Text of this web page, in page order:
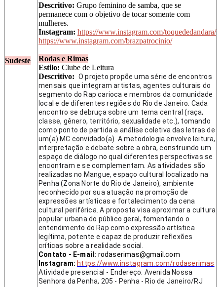
Sudeste
Descritivo: Grupo feminino de samba, que se
permanece com o objetivo de tocar somente com
mulheres.
Instagram: https://www.instagram.com/toquededandara/
https://www.instagram.com/brazpatrocinio/
Rodas e Rimas
Estilo: Clube de Leitura
Descritivo: O projeto propõe uma série de encontros
mensais que integram artistas, agentes culturais do
segmento do Rap carioca e membros da comunidade
local e de diferentes regiões do Rio de Janeiro. Cada
encontro se debruça sobre um tema central (raça,
classe, gênero, território, sexualidade etc.), tomando
como ponto de partida a análise coletiva das letras de
um(a) MC convidado(a). A metodologia envolve leitura,
interpretação e debate sobre a obra, construindo um
espaço de diálogo no qual diferentes perspectivas se
encontram e se complementam. As atividades são
realizadas no Mangue, espaço cultural localizado na
Penha (Zona Norte do Rio de Janeiro), ambiente
reconhecido por sua atuação na promoção de
expressões artísticas e fortalecimento da cena
cultural periférica. A proposta visa aproximar a cultura
popular urbana do público geral, fomentando o
entendimento do Rap como expressão artística
legítima, potente e capaz de produzir reflexões
críticas sobre a realidade social.
Contato - E-mail: rodaserimas@gmail.com
Instagram: https://www.instagram.com/rodaserimas
Atividade presencial - Endereço: Avenida Nossa
Senhora da Penha, 205 - Penha - Rio de Janeiro/RJ